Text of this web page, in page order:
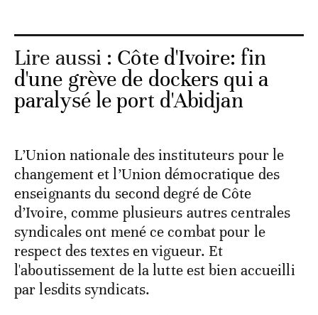
Lire aussi : Côte d'Ivoire: fin
d'une grève de dockers qui a
paralysé le port d'Abidjan
L’Union nationale des instituteurs pour le
changement et l’Union démocratique des
enseignants du second degré de Côte
d’Ivoire, comme plusieurs autres centrales
syndicales ont mené ce combat pour le
respect des textes en vigueur. Et
l'aboutissement de la lutte est bien accueilli
par lesdits syndicats.